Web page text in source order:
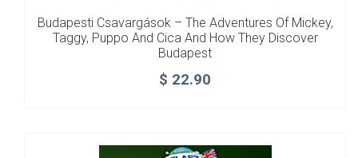
Budapesti Csavargások – The Adventures Of Mickey,
Taggy, Puppo And Cica And How They Discover
Budapest
$ 22.90